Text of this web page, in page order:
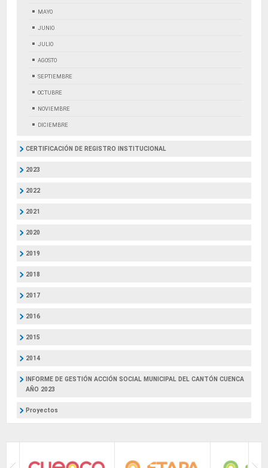
MAYO
JUNIO
JULIO
AGOSTO
SEPTIEMBRE
OCTUBRE
NOVIEMBRE
DICIEMBRE
CERTIFICACIÓN DE REGISTRO INSTITUCIONAL
2023
2022
2021
2020
2019
2018
2017
2016
2015
2014
INFORME DE GESTIÓN ACCIÓN SOCIAL MUNICIPAL DEL CANTÓN CUENCA
AÑO 2023
Proyectos